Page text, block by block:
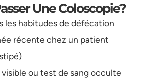
Une Coloscopie?
les habitudes de défécation
récente chez un patient
ou test de sang occulte